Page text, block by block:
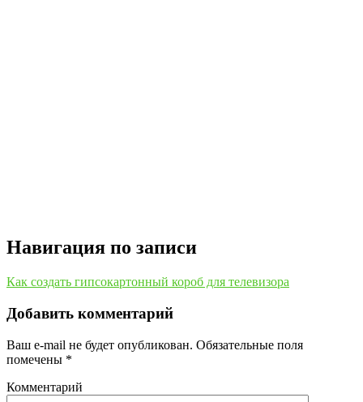
Навигация по записи
Как создать гипсокартонный короб для телевизора
Добавить комментарий
Ваш e-mail не будет опубликован. Обязательные поля
помечены *
Комментарий